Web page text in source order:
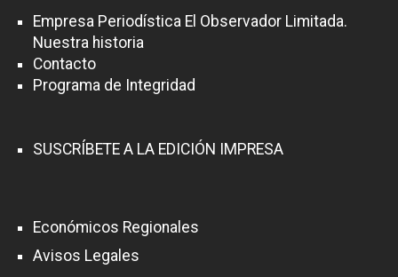
Empresa Periodística El Observador Limitada.
Nuestra historia
Contacto
Programa de Integridad
SUSCRÍBETE A LA EDICIÓN IMPRESA
Económicos Regionales
Avisos Legales